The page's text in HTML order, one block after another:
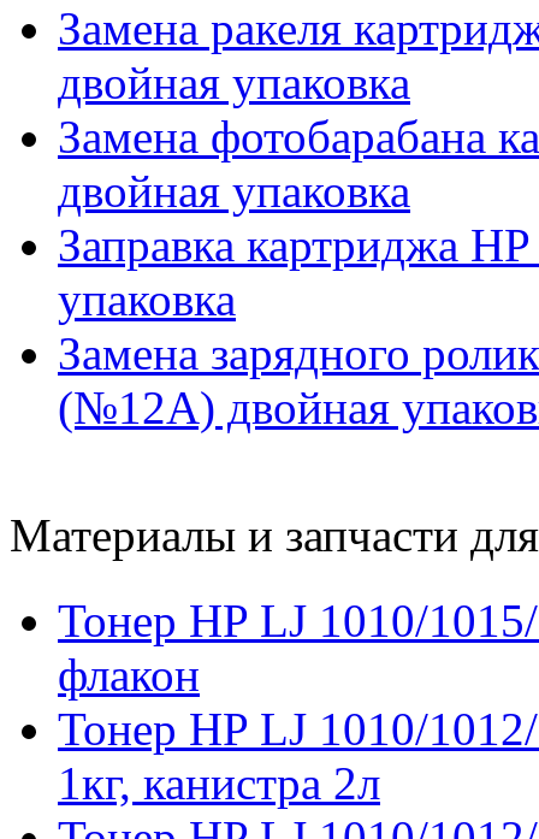
Замена ракеля
двойная упаковка
Замена фотобарабана
двойная упаковка
Заправка картриджа
упаковка
Замена зарядного
(№12A) двойная
Материалы и запчасти
Тонер HP LJ 1010/
флакон
Тонер HP LJ 1010/
1кг, канистра 2л